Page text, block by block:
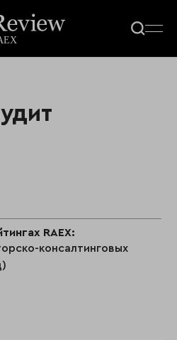
RAEX:
консалтинговых